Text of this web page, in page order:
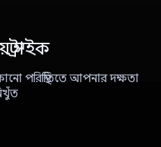
স্ট্রাইক
পরিস্থিতিতে আপনার দক্ষতা